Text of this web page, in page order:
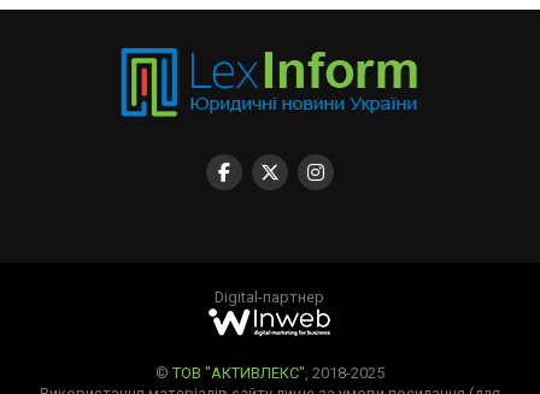
Digital-партнер
© ТОВ "АКТИВЛЕКС" , 2018-2025